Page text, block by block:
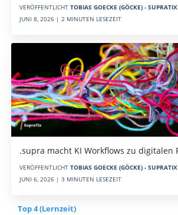
VERÖFFENTLICHT TOBIAS GOECKE (GÖCKE) -
JUNI 8, 2026 | 2 MINUTEN LESEZEIT
.supra macht KI Workflows zu digitalen
VERÖFFENTLICHT TOBIAS GOECKE (GÖCKE) -
JUNI 6, 2026 | 3 MINUTEN LESEZEIT
Top 4 (Lernzeit)